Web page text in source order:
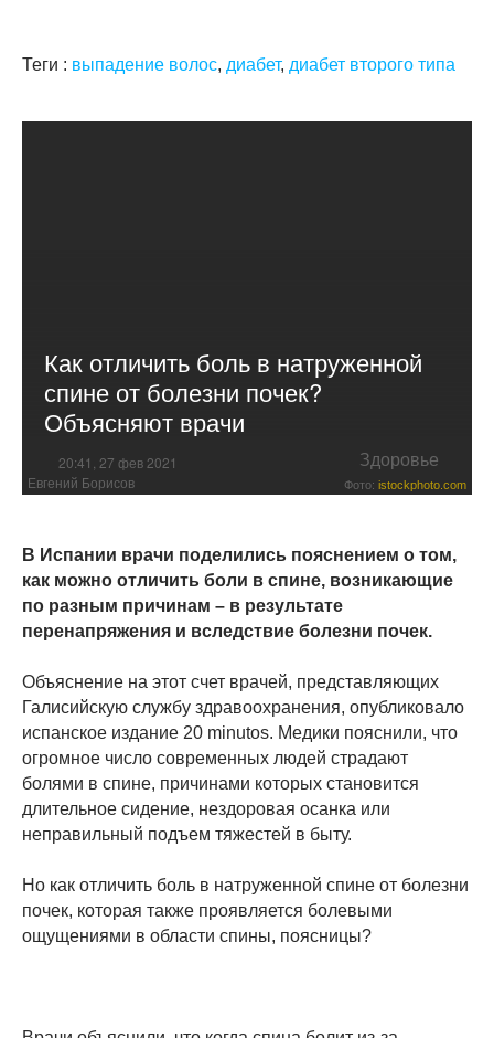
Теги : выпадение волос, диабет, диабет второго типа
Как отличить боль в натруженной
спине от болезни почек?
Объясняют врачи
20:41, 27 фев 2021 Здоровье
Евгений Борисов Фото: istockphoto.com
В Испании врачи поделились пояснением о том,
как можно отличить боли в спине, возникающие
по разным причинам – в результате
перенапряжения и вследствие болезни почек.
Объяснение на этот счет врачей, представляющих
Галисийскую службу здравоохранения, опубликовало
испанское издание 20 minutos. Медики пояснили, что
огромное число современных людей страдают
болями в спине, причинами которых становится
длительное сидение, нездоровая осанка или
неправильный подъем тяжестей в быту.
Но как отличить боль в натруженной спине от болезни
почек, которая также проявляется болевыми
ощущениями в области спины, поясницы?